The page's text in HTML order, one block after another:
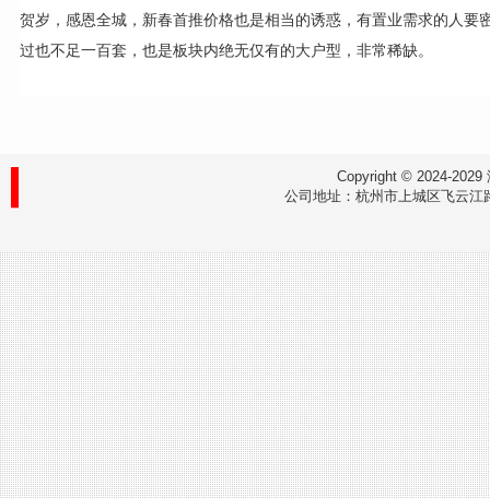
贺岁，感恩全城，新春首推价格也是相当的诱惑，有置业需求的人要
过也不足一百套，也是板块内绝无仅有的大户型，非常稀缺。
Copyright © 2024-2029
公司地址：杭州市上城区飞云江